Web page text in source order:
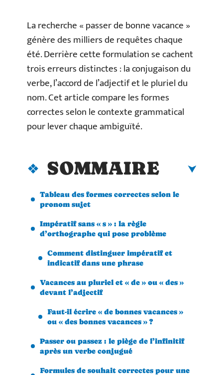
La recherche « passer de bonne vacance »
génère des milliers de requêtes chaque
été. Derrière cette formulation se cachent
trois erreurs distinctes : la conjugaison du
verbe, l’accord de l’adjectif et le pluriel du
nom. Cet article compare les formes
correctes selon le contexte grammatical
pour lever chaque ambiguïté.
SOMMAIRE
Tableau des formes correctes selon le
pronom sujet
Impératif sans « s » : la règle
d’orthographe qui pose problème
Comment distinguer impératif et
indicatif dans une phrase
Vacances au pluriel et « de » ou « des »
devant l’adjectif
Faut-il écrire « de bonnes vacances »
ou « des bonnes vacances » ?
Passer ou passez : le piège de l’infinitif
après un verbe conjugué
Formules de souhait correctes pour une